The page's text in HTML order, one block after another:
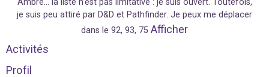
Ambre… la liste n’est pas limitative : je suis ouvert. Toutefois,
je suis peu attiré par D&D et Pathfinder. Je peux me déplacer
dans le 92, 93, 75 Afficher
Activités
Profil